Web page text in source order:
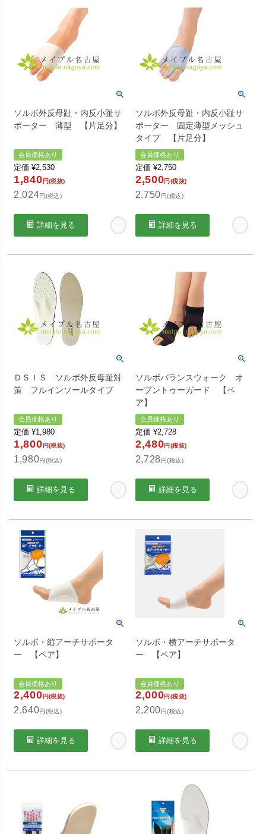
ソルボ外反母趾・内反小趾サ
ポーター 薄型 【片足分】
会員価格あり
定価 ¥2,530
1,840 円(税抜)
2,024円(税込)
詳細を見る
ソルボ外反母趾・内反小趾サ
ポーター 固定薄型メッシュ
タイプ 【片足分】
会員価格あり
定価 ¥2,750
2,500円(税抜)
2,750円(税込)
詳細を見る
ＤＳＩＳ ソルボ外反母趾対
策 フルインソールタイプ
会員価格あり
定価 ¥1,980
1,800 円(税抜)
1,980円(税込)
詳細を見る
ソルボバランスウォーク オ
ープントゥーガード 【ペ
ア】
会員価格あり
定価 ¥2,728
2,480円(税抜)
2,728円(税込)
詳細を見る
ソルボ・縦アーチサポータ
ー 【ペア】
会員価格あり
2,400 円(税抜)
2,640円(税込)
詳細を見る
ソルボ・横アーチサポータ
ー 【ペア】
会員価格あり
2,000円(税抜)
2,200円(税込)
詳細を見る